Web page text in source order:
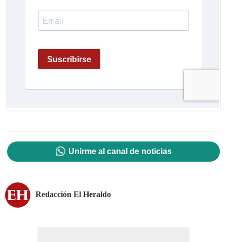
Unirme al canal de noticias
Redacción El Heraldo